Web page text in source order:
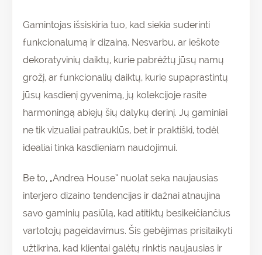
Gamintojas išsiskiria tuo, kad siekia suderinti
funkcionalumą ir dizainą. Nesvarbu, ar ieškote
dekoratyvinių daiktų, kurie pabrėžtų jūsų namų
grožį, ar funkcionalių daiktų, kurie supaprastintų
jūsų kasdienį gyvenimą, jų kolekcijoje rasite
harmoningą abiejų šių dalykų derinį. Jų gaminiai
ne tik vizualiai patrauklūs, bet ir praktiški, todėl
idealiai tinka kasdieniam naudojimui.
Be to, „Andrea House” nuolat seka naujausias
interjero dizaino tendencijas ir dažnai atnaujina
savo gaminių pasiūlą, kad atitiktų besikeičiančius
vartotojų pageidavimus. Šis gebėjimas prisitaikyti
užtikrina, kad klientai galėtų rinktis naujausias ir